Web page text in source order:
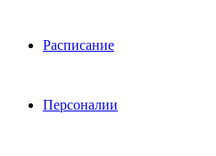
Расписание
Персоналии